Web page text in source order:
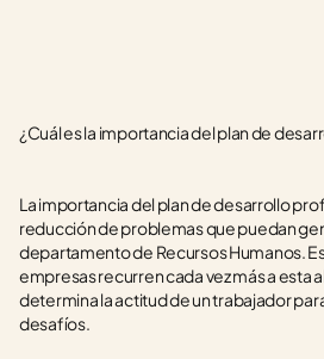
¿Cuál es la importancia del plan de
La importancia del plan de desarrollo
reducción de problemas que puedan
departamento de Recursos Humanos.
empresas recurren cada vez más a esta
determina la actitud de un trabajador
desafíos.